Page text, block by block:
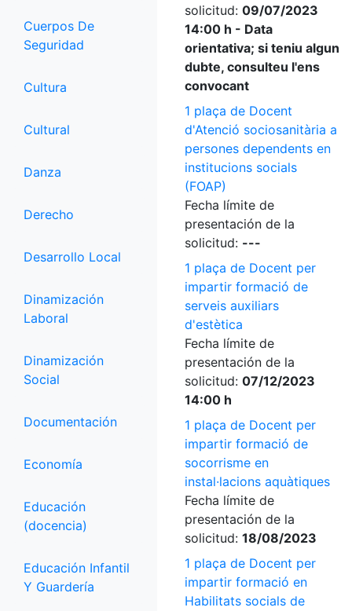
Cuerpos De
Seguridad
Cultura
Cultural
Danza
Derecho
Desarrollo Local
Dinamización
Laboral
Dinamización
Social
Documentación
Economía
Educación
(docencia)
Educación Infantil
Y Guardería
solicitud: 09/07/2023
14:00 h - Data
orientativa; si teniu algun
dubte, consulteu l'ens
convocant
1 plaça de Docent
d'Atenció sociosanitària a
persones dependents en
institucions socials
(FOAP)
Fecha límite de
presentación de la
solicitud: ---
1 plaça de Docent per
impartir formació de
serveis auxiliars
d'estètica
Fecha límite de
presentación de la
solicitud: 07/12/2023
14:00 h
1 plaça de Docent per
impartir formació de
socorrisme en
instal·lacions aquàtiques
Fecha límite de
presentación de la
solicitud: 18/08/2023
1 plaça de Docent per
impartir formació en
Habilitats socials de